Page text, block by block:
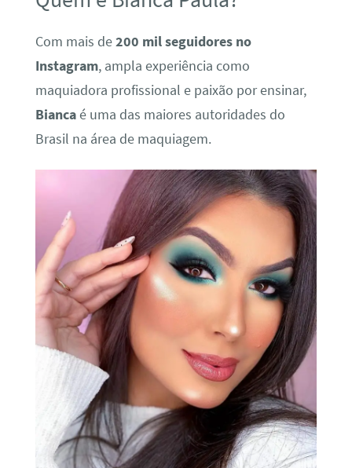
Com mais de200 mil seguidores no
Instagram, ampla experiência como
maquiadora profissional e paixão por ensinar,
Biancaé uma das maiores autoridades do
Brasil na área de maquiagem.